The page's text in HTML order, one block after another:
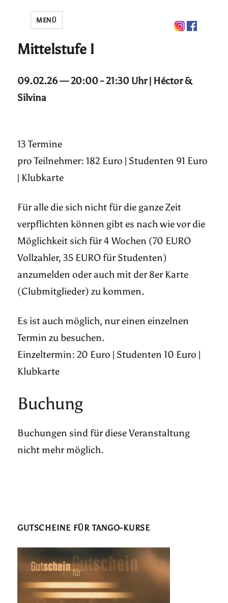
MENÜ
Mittelstufe I
09.02.26 — 20:00 - 21:30 Uhr | Héctor &
Silvina
13 Termine
pro Teilnehmer: 182 Euro | Studenten 91 Euro
| Klubkarte
Für alle die sich nicht für die ganze Zeit
verpflichten können gibt es nach wie vor die
Möglichkeit sich für 4 Wochen (70 EURO
Vollzahler, 35 EURO für Studenten)
anzumelden oder auch mit der 8er Karte
(Clubmitglieder) zu kommen.
Es ist auch möglich, nur einen einzelnen
Termin zu besuchen.
Einzeltermin: 20 Euro | Studenten 10 Euro |
Klubkarte
Buchung
Buchungen sind für diese Veranstaltung
nicht mehr möglich.
GUTSCHEINE FÜR TANGO-KURSE